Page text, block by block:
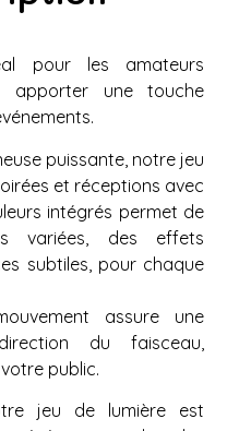
pour les amateurs
apporter une touche
puissante, notre jeu
et réceptions avec
intégrés permet de
variées, des effets
subtiles, pour chaque
assure une
du faisceau,
public.
jeu de lumière est